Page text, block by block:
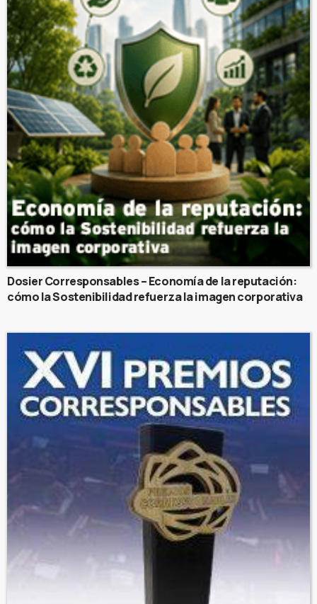
Dosier Corresponsables – Economía de la reputación:
cómo la Sostenibilidad refuerza la imagen corporativa